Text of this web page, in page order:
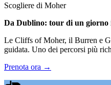
Scogliere di Moher
Da Dublino: tour di un giorno
Le Cliffs of Moher, il Burren e
guidata. Uno dei percorsi più
Prenota ora →